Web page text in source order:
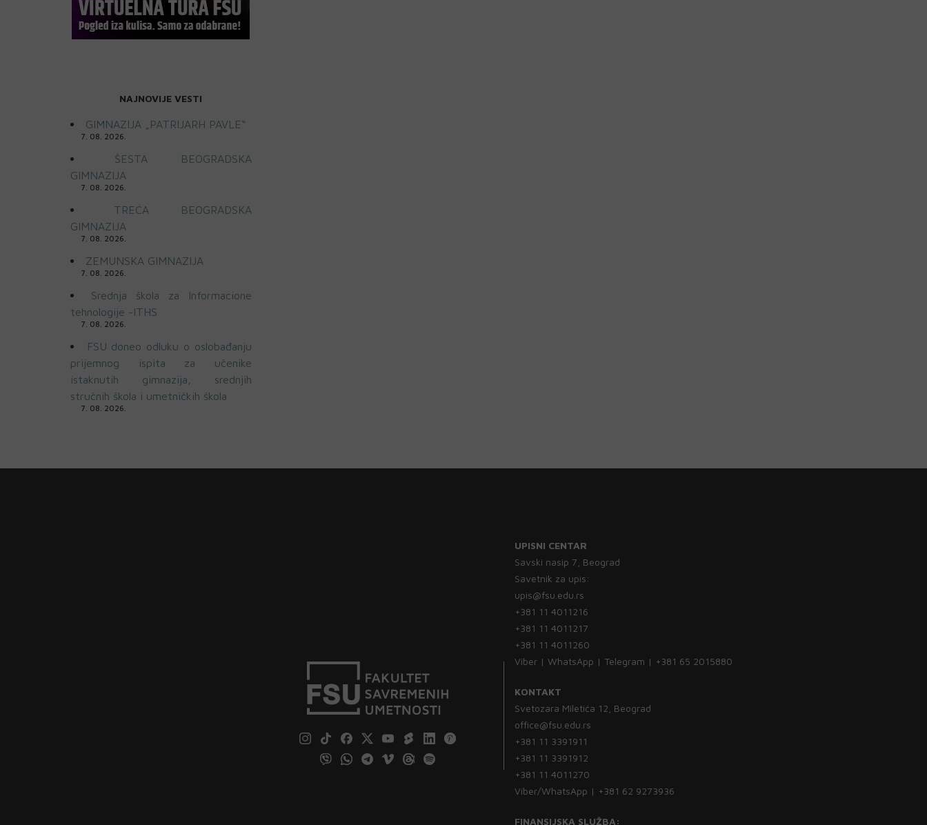
NAJNOVIJE VESTI
GIMNAZIJA „PATRIJARH PAVLE“
7. 08. 2026.
ŠESTA BEOGRADSKA
GIMNAZIJA
7. 08. 2026.
TREĆA BEOGRADSKA
GIMNAZIJA
7. 08. 2026.
ZEMUNSKA GIMNAZIJA
7. 08. 2026.
Srednja škola za Informacione
tehnologije -ITHS
7. 08. 2026.
FSU doneo odluku o oslobađanju
prijemnog ispita za učenike
istaknutih gimnazija, srednjih
stručnih škola i umetničkih škola
7. 08. 2026.
UPISNI CENTAR
Savski nasip 7, Beograd
Savetnik za upis:
upis@fsu.edu.rs
+381 11 4011216
+381 11 4011217
+381 11 4011260
Viber | WhatsApp | Telegram | +381 65 2015880
KONTAKT
Svetozara Miletića 12, Beograd
office@fsu.edu.rs
+381 11 3391911
+381 11 3391912
+381 11 4011270
Viber/WhatsApp | +381 62 9273936
FINANSIJSKA SLUŽBA: